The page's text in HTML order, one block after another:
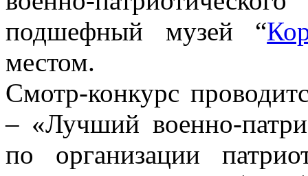
подшефный музей “
местом.
Смотр-конкурс
– «Лучший военно-
по организации